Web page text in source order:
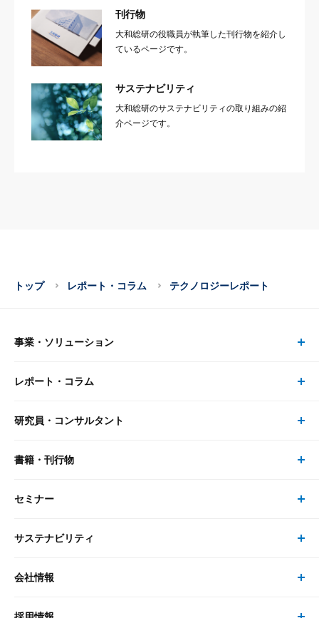
刊行物
大和総研の役職員が執筆した刊行物を紹介し
ているページです。
サステナビリティ
大和総研のサステナビリティの取り組みの紹
介ページです。
トップ レポート・コラム テクノロジーレポート
事業・ソリューション
事業・ソリューション トップ
リサーチ
大和総研の強み
レポート・コラム
レポート・コラム トップ
最新のレポート・コラム
研究員・コンサルタント
研究員・コンサルタント トップ
研究員
書籍・刊行物
書籍・刊行物 トップ
書籍
セミナー
セミナー トップ
現在受付中のセミナー・イベント
サステナビリティ
サステナビリティの取り組み
会社情報